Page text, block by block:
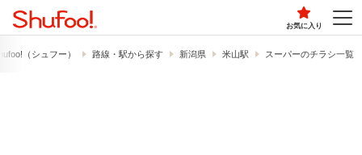
お気に入り
（シュフー） 路線・駅から探す 新潟県 米山駅 スーパーのチラシ一覧